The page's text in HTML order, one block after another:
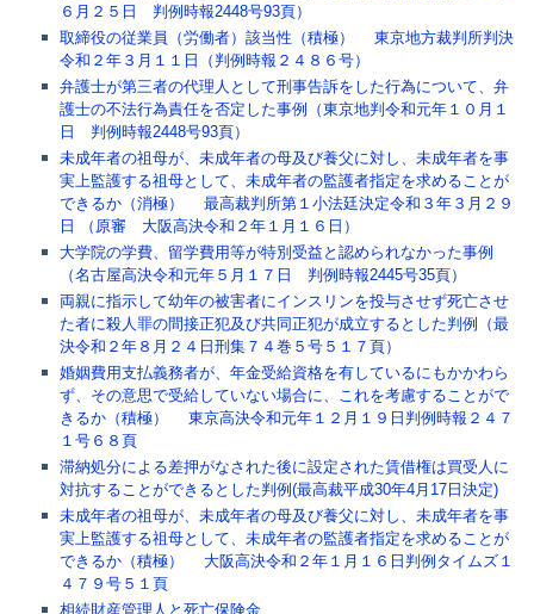
６月２５日 判例時報2448号93頁）
取締役の従業員（労働者）該当性（積極） 東京地方裁判所判決
令和２年３月１１日（判例時報２４８６号）
弁護士が第三者の代理人として刑事告訴をした行為について、弁
護士の不法行為責任を否定した事例（東京地判令和元年１０月１
日 判例時報2448号93頁）
未成年者の祖母が、未成年者の母及び養父に対し、未成年者を事
実上監護する祖母として、未成年者の監護者指定を求めることが
できるか（消極） 最高裁判所第１小法廷決定令和３年３月２９
日 （原審 大阪高決令和２年１月１６日）
大学院の学費、留学費用等が特別受益と認められなかった事例
（名古屋高決令和元年５月１７日 判例時報2445号35頁）
両親に指示して幼年の被害者にインスリンを投与させず死亡させ
た者に殺人罪の間接正犯及び共同正犯が成立するとした判例（最
決令和２年８月２４日刑集７４巻５号５１７頁）
婚姻費用支払義務者が、年金受給資格を有しているにもかかわら
ず、その意思で受給していない場合に、これを考慮することがで
きるか（積極） 東京高決令和元年１２月１９日判例時報２４７
１号６８頁
滞納処分による差押がなされた後に設定された賃借権は買受人に
対抗することができるとした判例(最高裁平成30年4月17日決定)
未成年者の祖母が、未成年者の母及び養父に対し、未成年者を事
実上監護する祖母として、未成年者の監護者指定を求めることが
できるか（積極） 大阪高決令和２年１月１６日判例タイムズ１
４７９号５１頁
相続財産管理人と死亡保険金